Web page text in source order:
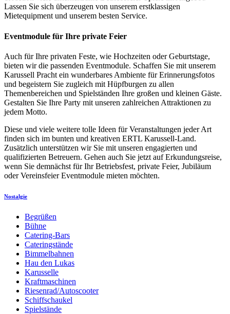
Lassen Sie sich überzeugen von unserem erstklassigen
Mietequipment und unserem besten Service.
Eventmodule für Ihre private Feier
Auch für Ihre privaten Feste, wie Hochzeiten oder Geburtstage,
bieten wir die passenden Eventmodule. Schaffen Sie mit unserem
Karussell Pracht ein wunderbares Ambiente für Erinnerungsfotos
und begeistern Sie zugleich mit Hüpfburgen zu allen
Themenbereichen und Spielständen Ihre großen und kleinen Gäste.
Gestalten Sie Ihre Party mit unseren zahlreichen Attraktionen zu
jedem Motto.
Diese und viele weitere tolle Ideen für Veranstaltungen jeder Art
finden sich im bunten und kreativen ERTL Karussell-Land.
Zusätzlich unterstützen wir Sie mit unseren engagierten und
qualifizierten Betreuern. Gehen auch Sie jetzt auf Erkundungsreise,
wenn Sie demnächst für Ihr Betriebsfest, private Feier, Jubiläum
oder Vereinsfeier Eventmodule mieten möchten.
Nostalgie
Begrüßen
Bühne
Catering-Bars
Cateringstände
Bimmelbahnen
Hau den Lukas
Karusselle
Kraftmaschinen
Riesenrad/Autoscooter
Schiffschaukel
Spielstände